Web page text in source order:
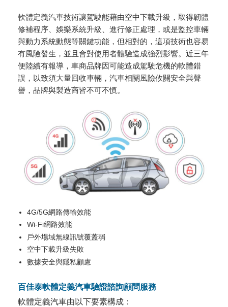
軟體定義汽車技術讓駕駛能藉由空中下載升級，取得韌體
修補程序、娛樂系統升級、進行修正處理，或是監控車輛
與動力系統動態等關鍵功能，但相對的，這項技術也容易
有風險發生，並且會對使用者體驗造成強烈影響。近三年
便陸續有報導，車商品牌因可能造成駕駛危機的軟體錯
誤，以致須大量回收車輛，汽車相關風險攸關安全與聲
譽，品牌與製造商皆不可不慎。
4G/5G網路傳輸效能
Wi-Fi網路效能
戶外場域無線訊號覆蓋弱
空中下載升級失敗
數據安全與隱私顧慮
百佳泰軟體定義汽車驗證諮詢顧問服務
軟體定義汽車由以下要素構成：